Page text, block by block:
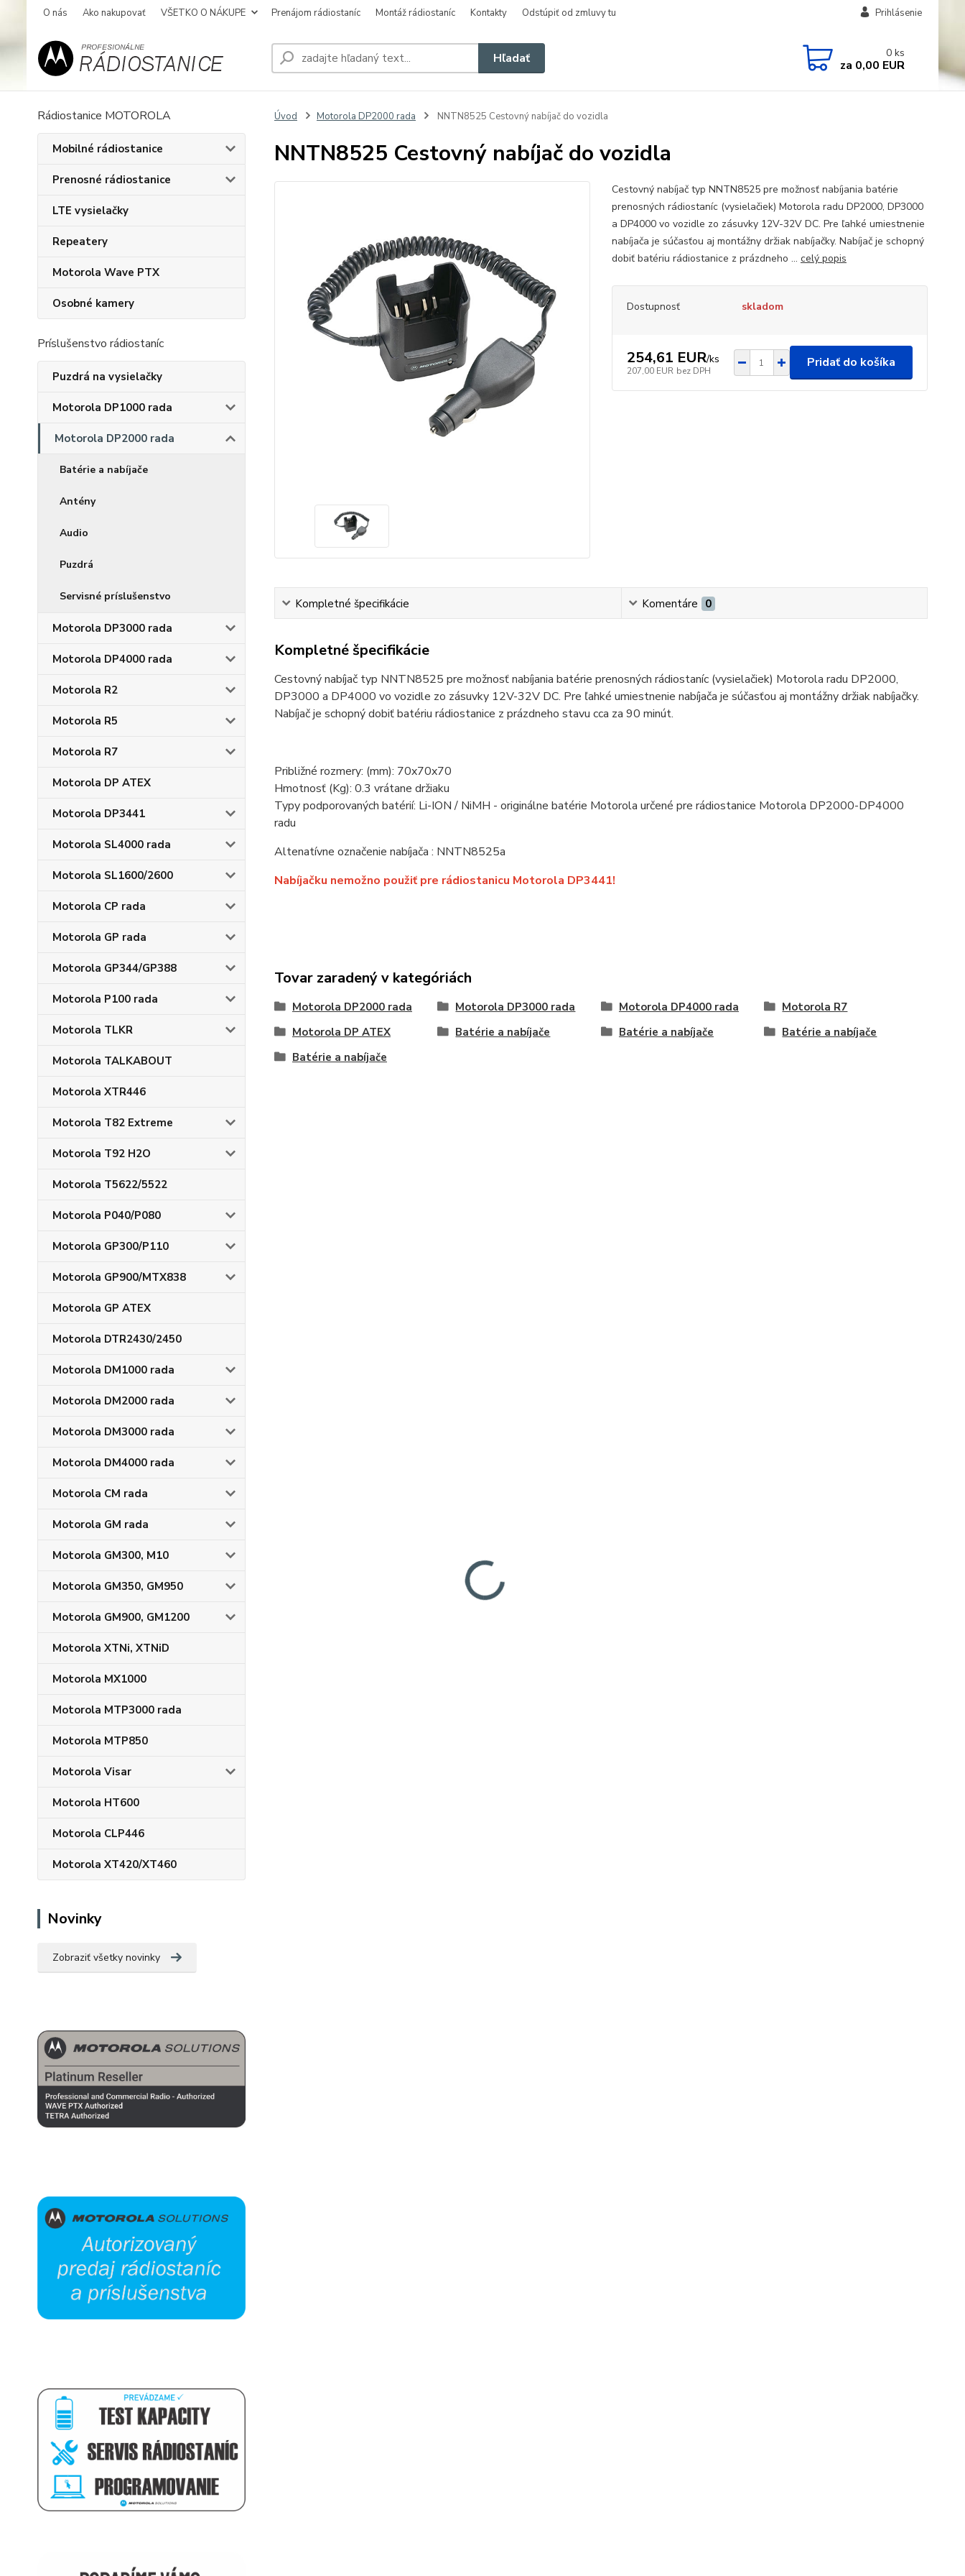
O nás Ako nakupovať VŠETKO O NÁKUPE Prenájom rádiostaníc Montáž rádiostaníc Kontakty Odstúpiť od zmluvy tu Prihlásenie
Hľadať 0 ks
za 0,00 EUR
Rádiostanice MOTOROLA
Mobilné rádiostanice
Prenosné rádiostanice
LTE vysielačky
Repeatery
Motorola Wave PTX
Osobné kamery
Príslušenstvo rádiostaníc
Puzdrá na vysielačky
Motorola DP1000 rada
Motorola DP2000 rada
Batérie a nabíjače
Antény
Audio
Puzdrá
Servisné príslušenstvo
Motorola DP3000 rada
Motorola DP4000 rada
Motorola R2
Motorola R5
Motorola R7
Motorola DP ATEX
Motorola DP3441
Motorola SL4000 rada
Motorola SL1600/2600
Motorola CP rada
Motorola GP rada
Motorola GP344/GP388
Motorola P100 rada
Motorola TLKR
Motorola TALKABOUT
Motorola XTR446
Motorola T82 Extreme
Motorola T92 H2O
Motorola T5622/5522
Motorola P040/P080
Motorola GP300/P110
Motorola GP900/MTX838
Motorola GP ATEX
Motorola DTR2430/2450
Motorola DM1000 rada
Motorola DM2000 rada
Motorola DM3000 rada
Motorola DM4000 rada
Motorola CM rada
Motorola GM rada
Motorola GM300, M10
Motorola GM350, GM950
Motorola GM900, GM1200
Motorola XTNi, XTNiD
Motorola MX1000
Motorola MTP3000 rada
Motorola MTP850
Motorola Visar
Motorola HT600
Motorola CLP446
Motorola XT420/XT460
Novinky
Zobraziť všetky novinky
Úvod Motorola DP2000 rada NNTN8525 Cestovný nabíjač do vozidla
NNTN8525 Cestovný nabíjač do vozidla
Cestovný nabíjač typ NNTN8525 pre možnosť nabíjania batérie
prenosných rádiostaníc (vysielačiek) Motorola radu DP2000, DP3000
a DP4000 vo vozidle zo zásuvky 12V-32V DC. Pre ľahké umiestnenie
nabíjača je súčasťou aj montážny držiak nabíjačky. Nabíjač je schopný
dobiť batériu rádiostanice z prázdneho ... celý popis
Dostupnosť skladom
254,61 EUR/ks
207,00 EUR bez DPH
Pridať do košíka
Kompletné špecifikácie Komentáre 0
Kompletné špecifikácie
Cestovný nabíjač typ NNTN8525 pre možnosť nabíjania batérie prenosných rádiostaníc (vysielačiek) Motorola radu DP2000,
DP3000 a DP4000 vo vozidle zo zásuvky 12V-32V DC. Pre ľahké umiestnenie nabíjača je súčasťou aj montážny držiak nabíjačky.
Nabíjač je schopný dobiť batériu rádiostanice z prázdneho stavu cca za 90 minút.
Približné rozmery: (mm): 70x70x70
Hmotnosť (Kg): 0.3 vrátane držiaku
Typy podporovaných batérií: Li-ION / NiMH - originálne batérie Motorola určené pre rádiostanice Motorola DP2000-DP4000
radu
Altenatívne označenie nabíjača : NNTN8525a
Nabíjačku nemožno použiť pre rádiostanicu Motorola DP3441!
Tovar zaradený v kategóriách
Motorola DP2000 rada Motorola DP3000 rada Motorola DP4000 rada
Motorola R7
Motorola DP ATEX
Batérie a nabíjače Batérie a nabíjače
Batérie a nabíjače
Batérie a nabíjače